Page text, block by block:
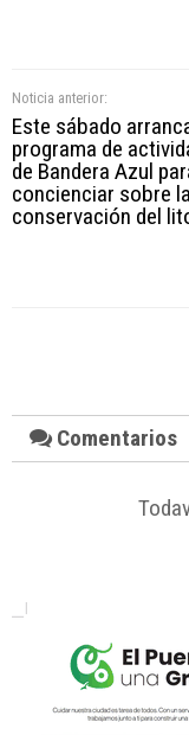
Noticia anterior:
Este sábado
programa de
de Bandera Azul
concienciar sobre la
conservación del
Comentarios